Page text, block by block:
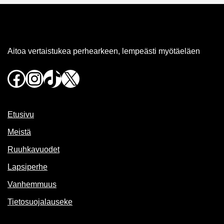
Aitoa vertaistukea perhearkeen, lempeästi myötäeläen
Facebook
Instagram
TikTok
X
Etusivu
Meistä
Ruuhkavuodet
Lapsiperhe
Vanhemmuus
Tietosuojalauseke